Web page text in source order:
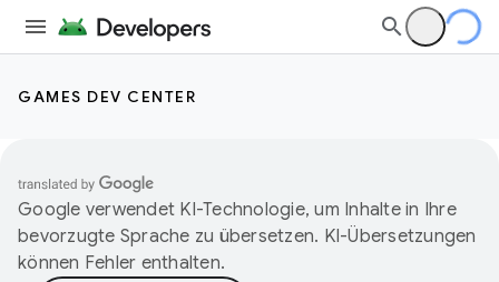
GAMES DEV CENTER
Google verwendet KI-Technologie, um Inhalte in Ihre
bevorzugte Sprache zu übersetzen. KI-Übersetzungen
können Fehler enthalten.